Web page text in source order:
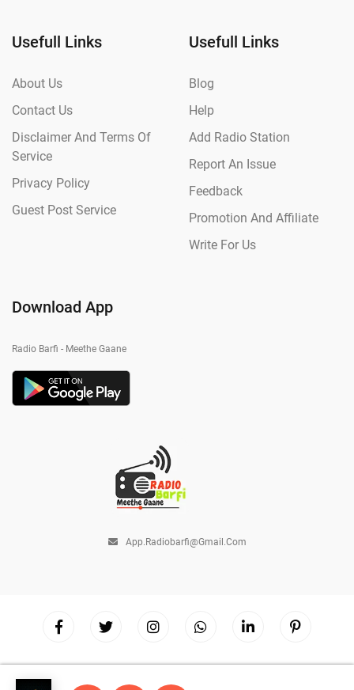
Usefull Links
About Us
Contact Us
Disclaimer And Terms Of
Service
Privacy Policy
Guest Post Service
Usefull Links
Blog
Help
Add Radio Station
Report An Issue
Feedback
Promotion And Affiliate
Write For Us
Download App
Radio Barfi - Meethe Gaane
App.radiobarfi@gmail.com